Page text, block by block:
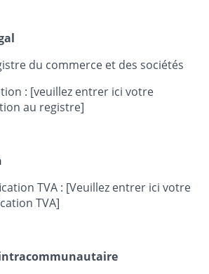
du commerce et des sociétés
: [veuillez entrer ici votre
au registre]
TVA : [Veuillez entrer ici votre
TVA]
intracommunautaire